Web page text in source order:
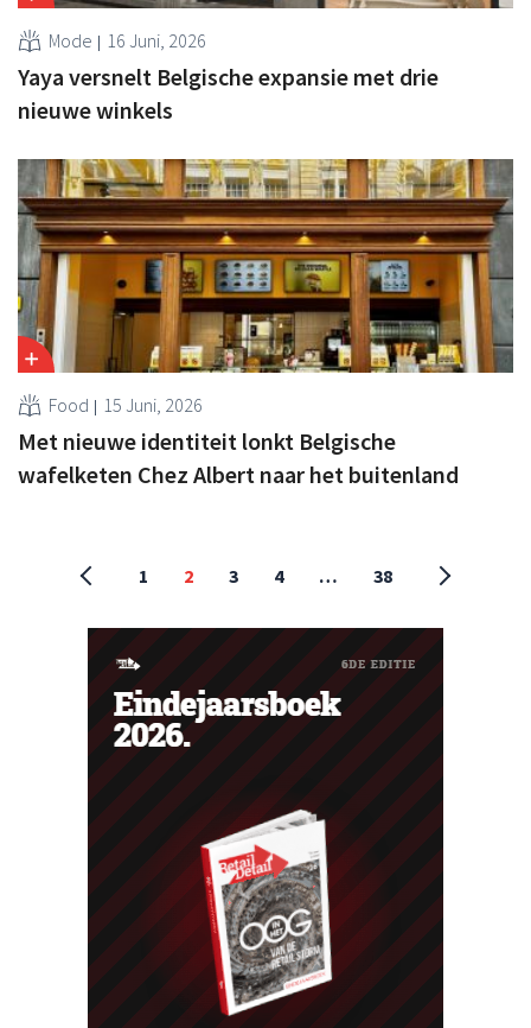
Mode 16 Juni, 2026
Yaya versnelt Belgische expansie met drie
nieuwe winkels
Food 15 Juni, 2026
Met nieuwe identiteit lonkt Belgische
wafelketen Chez Albert naar het buitenland
1 2 3 4 … 38